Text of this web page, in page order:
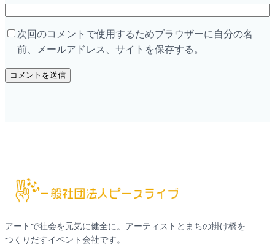
次回のコメントで使用するためブラウザーに自分の名
前、メールアドレス、サイトを保存する。
アートで社会を元気に健全に。アーティストとまちの掛け橋を
つくりだすイベント会社です。